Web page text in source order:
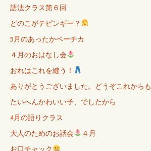
語法クラス第６回
どのこがテピンギー？
5月のあったかペーチカ
４月のおはなし会
おれはこれを縫う！
ありがとうございました。どうぞこれからも
たいへんかわいい子、でしたから
4月の語りクラス
大人のためのお話会
４月
お口チャック